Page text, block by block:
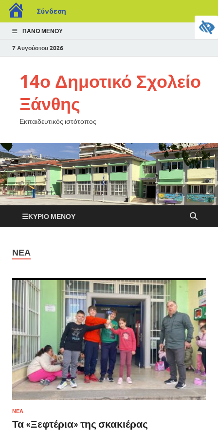
Σύνδεση
ΠΆΝΩ ΜΕΝΟΎ
7 Αυγούστου 2026
14ο Δημοτικό Σχολείο
Ξάνθης
Εκπαιδευτικός ιστότοπος
ΚΎΡΙΟ ΜΕΝΟΎ
ΝΈΑ
ΝΈΑ
Τα «Ξεφτέρια» της σκακιέρας